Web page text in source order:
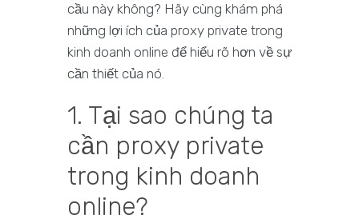
cầu này không? Hãy cùng khám phá
những lợi ích của proxy private trong
kinh doanh online để hiểu rõ hơn về sự
cần thiết của nó.
1. Tại sao chúng ta
cần proxy private
trong kinh doanh
online?